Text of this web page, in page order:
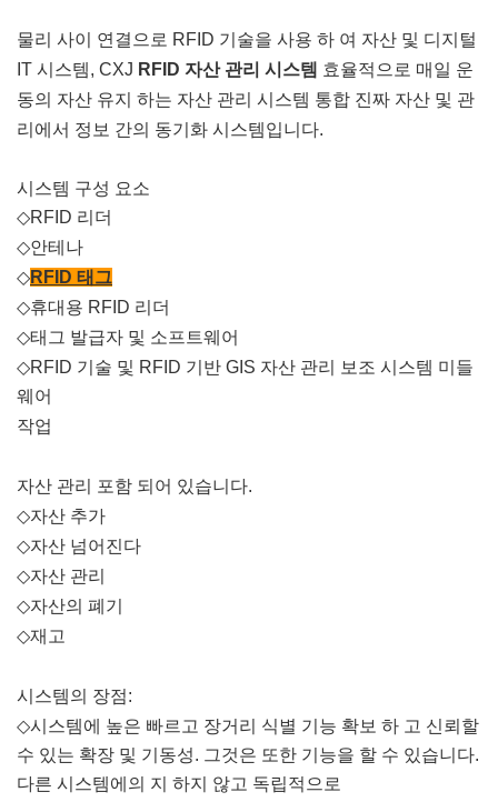
물리 사이 연결으로 RFID 기술을 사용 하 여 자산 및 디지털
IT 시스템, CXJ RFID 자산 관리 시스템 효율적으로 매일 운
동의 자산 유지 하는 자산 관리 시스템 통합 진짜 자산 및 관
리에서 정보 간의 동기화 시스템입니다.
시스템 구성 요소
◇RFID 리더
◇안테나
◇RFID 태그
◇휴대용 RFID 리더
◇태그 발급자 및 소프트웨어
◇RFID 기술 및 RFID 기반 GIS 자산 관리 보조 시스템 미들
웨어
작업
자산 관리 포함 되어 있습니다.
◇자산 추가
◇자산 넘어진다
◇자산 관리
◇자산의 폐기
◇재고
시스템의 장점:
◇시스템에 높은 빠르고 장거리 식별 기능 확보 하 고 신뢰할
수 있는 확장 및 기동성. 그것은 또한 기능을 할 수 있습니다.
다른 시스템에의 지 하지 않고 독립적으로